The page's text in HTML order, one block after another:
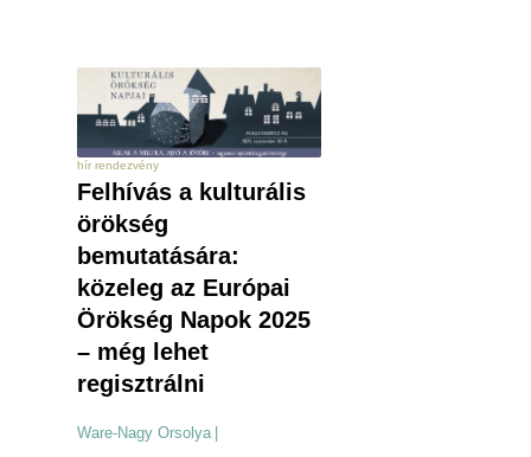
hír rendezvény
Felhívás a kulturális
örökség
bemutatására:
közeleg az Európai
Örökség Napok 2025
– még lehet
regisztrálni
Ware-Nagy Orsolya